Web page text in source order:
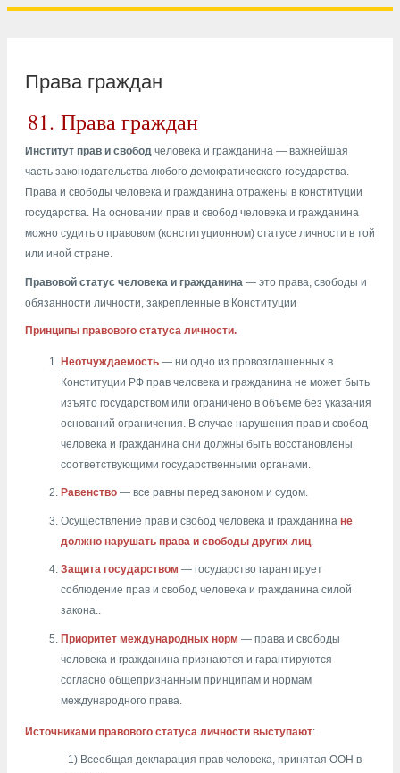
Права граждан
81. Права граждан
Институт прав и свобод человека и гражданина — важнейшая
часть законодательства любого демократического государства.
Права и свободы человека и гражданина отражены в конституции
государства. На основании прав и свобод человека и гражданина
можно судить о правовом (конституционном) статусе личности в той
или иной стране.
Правовой статус человека и гражданина — это права, свободы и
обязанности личности, закрепленные в Конституции
Принципы правового статуса личности.
Неотчуждаемость — ни одно из провозглашенных в
Конституции РФ прав человека и гражданина не может быть
изъято государством или ограничено в объеме без указания
оснований ограничения. В случае нарушения прав и свобод
человека и гражданина они должны быть восстановлены
соответствующими государственными органами.
Равенство — все равны перед законом и судом.
Осуществление прав и свобод человека и гражданина не
должно нарушать права и свободы других лиц.
Защита государством — государство гарантирует
соблюдение прав и свобод человека и гражданина силой
закона..
Приоритет международных норм — права и свободы
человека и гражданина признаются и гарантируются
согласно общепризнанным принципам и нормам
международного права.
Источниками правового статуса личности выступают:
1) Всеобщая декларация прав человека, принятая ООН в